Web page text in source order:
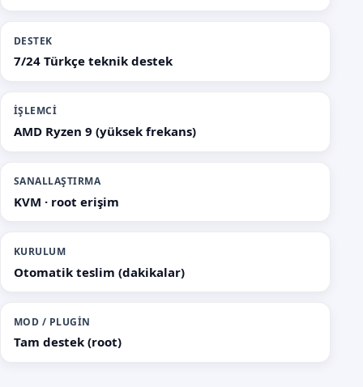
DESTEK
7/24 Türkçe teknik destek
İŞLEMCI
AMD Ryzen 9 (yüksek frekans)
SANALLAŞTIRMA
KVM · root erişim
KURULUM
Otomatik teslim (dakikalar)
MOD / PLUGIN
Tam destek (root)